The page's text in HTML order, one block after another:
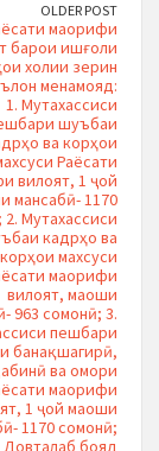
OLDER POST
маорифи
барои ишғоли
холии зерин
менамояд:
1. Мутахассиси
шуъбаи
ва корҳои
Раёсати
вилоят, 1 ҷой
мансабӣ- 1170
Мутахассиси
кадрҳо ва
корҳои махсуси
маорифи
вилоят, маоши
963 сомонӣ; 3.
пешбари
банақшагирӣ,
ва омори
маорифи
1 ҷой маоши
1170 сомонӣ;
Довталаб бояд